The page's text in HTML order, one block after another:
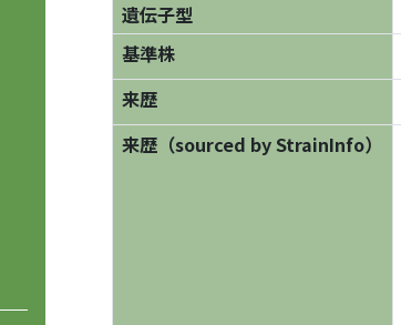
遺伝子型
基準株
来歴
来歴（sourced by StrainInfo）